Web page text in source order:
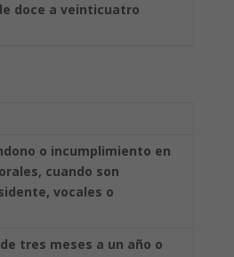
doce a veinticuatro
o incumplimiento en
cuando son
vocales o
tres meses a un año o